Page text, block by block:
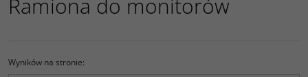
Ramiona do monitorów
Wyników na stronie: